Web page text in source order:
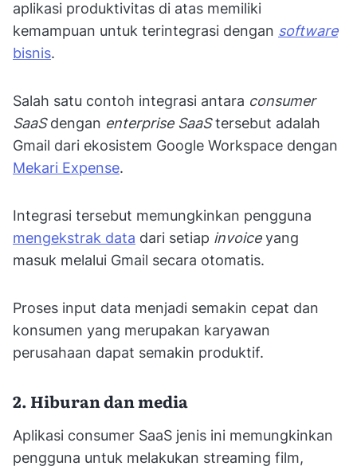
aplikasi produktivitas di atas memiliki
kemampuan untuk terintegrasi dengan software
bisnis.
Salah satu contoh integrasi antara consumer
SaaSdengan enterprise SaaStersebut adalah
Gmail dari ekosistem Google Workspace dengan
Mekari Expense.
Integrasi tersebut memungkinkan pengguna
mengekstrak data dari setiap invoiceyang
masuk melalui Gmail secara otomatis.
Proses input data menjadi semakin cepat dan
konsumen yang merupakan karyawan
perusahaan dapat semakin produktif.
2. Hiburan dan media
Aplikasi consumer SaaS jenis ini memungkinkan
pengguna untuk melakukan streaming film,